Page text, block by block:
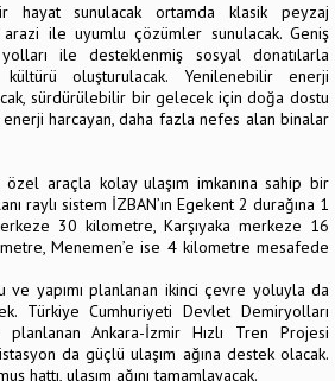
hayat sunulacak ortamda klasik peyzaj
arazi ile uyumlu çözümler sunulacak. Geniş
ile desteklenmiş sosyal donatılarla
oluşturulacak. Yenilenebilir enerji
sürdürülebilir bir gelecek için doğa dostu
harcayan, daha fazla nefes alan binalar
araçla kolay ulaşım imkanına sahip bir
raylı sistem İZBAN’ın Egekent 2 durağına 1
30 kilometre, Karşıyaka merkeze 16
Menemen’e ise 4 kilometre mesafede
ve yapımı planlanan ikinci çevre yoluyla da
Türkiye Cumhuriyeti Devlet Demiryolları
planlanan Ankara-İzmir Hızlı Tren Projesi
da güçlü ulaşım ağına destek olacak.
hattı, ulaşım ağını tamamlayacak.